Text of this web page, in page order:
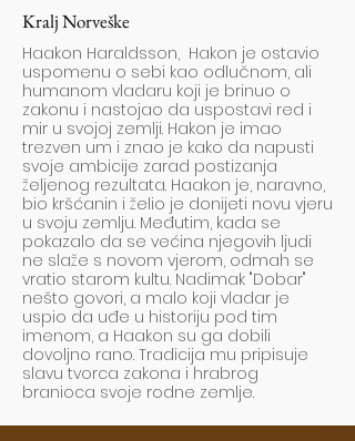
Kralj Norveške
Haakon Haraldsson, Hakon je ostavio
uspomenu o sebi kao odlučnom, ali
humanom vladaru koji je brinuo o
zakonu i nastojao da uspostavi red i
mir u svojoj zemlji. Hakon je imao
trezven um i znao je kako da napusti
svoje ambicije zarad postizanja
željenog rezultata. Haakon je, naravno,
bio kršćanin i želio je donijeti novu vjeru
u svoju zemlju. Međutim, kada se
pokazalo da se većina njegovih ljudi
ne slaže s novom vjerom, odmah se
vratio starom kultu. Nadimak "Dobar"
nešto govori, a malo koji vladar je
uspio da uđe u historiju pod tim
imenom, a Haakon su ga dobili
dovoljno rano. Tradicija mu pripisuje
slavu tvorca zakona i hrabrog
branioca svoje rodne zemlje.